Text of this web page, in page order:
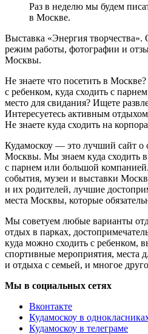
Раз в неделю мы будем
в Москве.
Выставка «Энергия творчества».
режим работы, фотографии и
Москвы.
Не знаете что посетить в
с ребенком, куда сходить с
место для свидания? Ищете
Интересуетесь активным
Не знаете куда сходить на
Кудамоскоу — это лучший сайт о
Москвы. Мы знаем куда сходить
с парнем или большой
события, музеи и выставки
и их родителей, лучшие
места Москвы, которые
Мы советуем любые варианты
отдых в парках,
куда можно сходить с ребенком,
спортивные мероприятия, места
и отдыха с семьей, и многое
Мы в социальных сетях
Вконтакте
Кудамоскоу в
Кудамоскоу в телеграме